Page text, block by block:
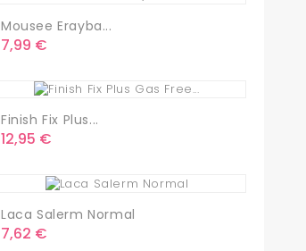
Mousee Erayba...
Precio
7,99 €
Finish Fix Plus...
Precio
12,95 €
Laca Salerm Normal
Precio
7,62 €